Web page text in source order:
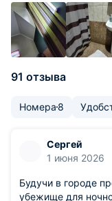
91 отзыва
Номера 8
Сергей
1 июня 2026
Будучи в городе
убежище для